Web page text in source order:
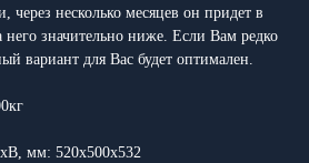
через несколько месяцев он придет в
него значительно ниже. Если Вам редко
вариант для Вас будет оптимален.
мм: 520х500х532